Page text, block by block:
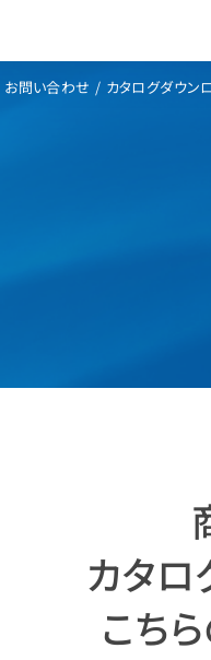
お問い合わせ / カタログダウン
カタロ
こち